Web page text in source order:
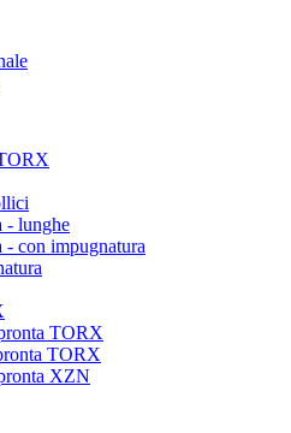
- lunghe
- con impugnatura
TORX
TORX
XZN